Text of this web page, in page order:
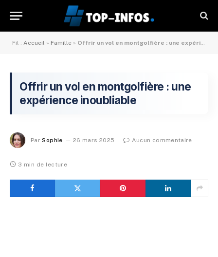
Fil : Accueil » Famille » Offrir un vol en montgolfière : une expérience inoubliable
Offrir un vol en montgolfière : une
expérience inoubliable
Par Sophie 26 mars 2025 Aucun commentaire
3 min de lecture